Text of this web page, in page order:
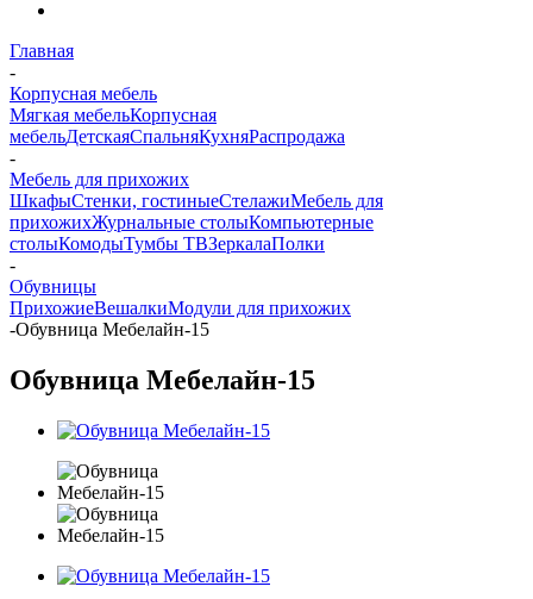
Главная
-
Корпусная мебель
Мягкая мебельКорпусная
мебельДетскаяСпальняКухняРаспродажа
-
Мебель для прихожих
ШкафыСтенки, гостиныеСтелажиМебель для
прихожихЖурнальные столыКомпьютерные
столыКомодыТумбы ТВЗеркалаПолки
-
Обувницы
ПрихожиеВешалкиМодули для прихожих
-Обувница Мебелайн-15
Обувница Мебелайн-15